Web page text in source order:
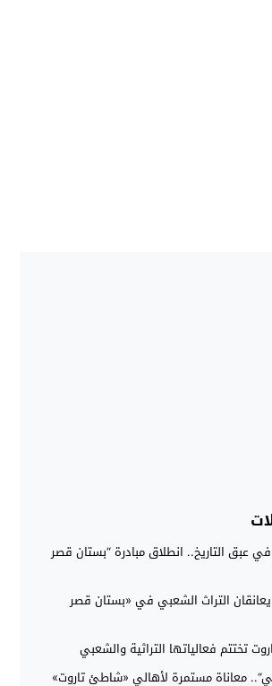
عبق التاريخ.. انطلاق مبادرة “بستان قصر
يعانقان التراث الشعبي في «بستان قصر
تختتم فعالياتها التراثية والشعبي
معاناة مستمرة لأهالي «شاطئ تاروت»